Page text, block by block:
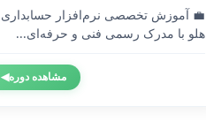
💼 آموزش تخصصی نرم‌افزار حسابداری
هلو با مدرک رسمی فنی و حرفه‌ای...
مشاهده دوره◀